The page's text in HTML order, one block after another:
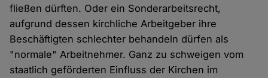
fließen dürften. Oder ein Sonderarbeitsrecht,
aufgrund dessen kirchliche Arbeitgeber ihre
Beschäftigten schlechter behandeln dürfen als
"normale" Arbeitnehmer. Ganz zu schweigen vom
staatlich geförderten Einfluss der Kirchen im